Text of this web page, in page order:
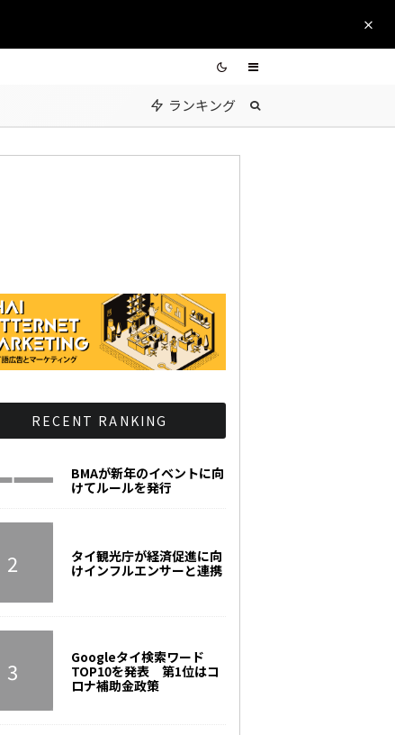
ランキング
RECENT RANKING
BMAが新年のイベントに向
けてルールを発行
タイ観光庁が経済促進に向
けインフルエンサーと連携
Googleタイ検索ワード
TOP10を発表 第1位はコ
ロナ補助金政策